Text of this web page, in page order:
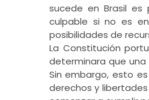
sucede en Brasil es
culpable si no es
posibilidades de
La Constitución
determinara que
Sin embargo, esto
derechos y